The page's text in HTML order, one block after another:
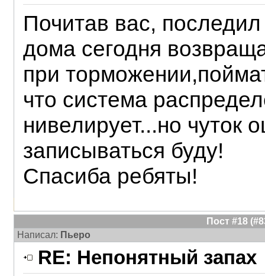
Почитав вас,
дома сегодня
при
что система
нивелирует...но чуток
записываться буду!
Спасиба ребяты!
Пост #18
Написал: Пьеро
RE: Непонятный запах